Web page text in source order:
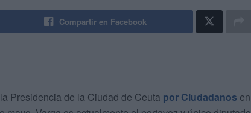
Compartir en Facebook
Presidencia de la Ciudad de Ceuta por Ciudadanos en